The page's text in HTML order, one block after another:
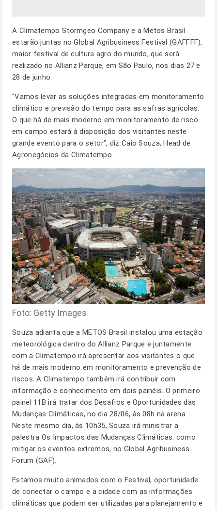
A Climatempo Stormgeo Company e a Metos Brasil
estarão juntas no Global Agribusiness Festival (GAFFFF),
maior festival de cultura agro do mundo, que será
realizado no Allianz Parque, em São Paulo, nos dias 27 e
28 de junho.
“Vamos levar as soluções integradas em monitoramento
climático e previsão do tempo para as safras agrícolas.
O que há de mais moderno em monitoramento de risco
em campo estará à disposição dos visitantes neste
grande evento para o setor”, diz Caio Souza, Head de
Agronegócios da Climatempo.
Foto: Getty Images
Souza adianta que a METOS Brasil instalou uma estação
meteorológica dentro do Allianz Parque e juntamente
com a Climatempo irá apresentar aos visitantes o que
há de mais moderno em monitoramento e prevenção de
riscos. A Climatempo também irá contribuir com
informação e conhecimento em dois painéis. O primeiro
painel 11B irá tratar dos Desafios e Oportunidades das
Mudanças Climáticas, no dia 28/06, às 08h na arena.
Neste mesmo dia, às 10h35, Souza irá ministrar a
palestra Os Impactos das Mudanças Climáticas: como
mitigar os eventos extremos, no Global Agribusiness
Forum (GAF).
Estamos muito animados com o Festival, oportunidade
de conectar o campo e a cidade com as informações
climáticas que podem ser utilizadas para planejamento e